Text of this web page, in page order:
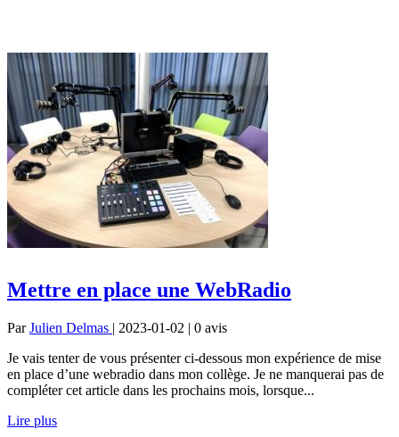
Mettre en place une WebRadio
ParJulien Delmas | 2023-01-02 | 0 avis
Je vais tenter de vous présenter ci-dessous mon expérience de mise
en place d’une webradio dans mon collège. Je ne manquerai pas de
compléter cet article dans les prochains mois, lorsque...
Lire plus